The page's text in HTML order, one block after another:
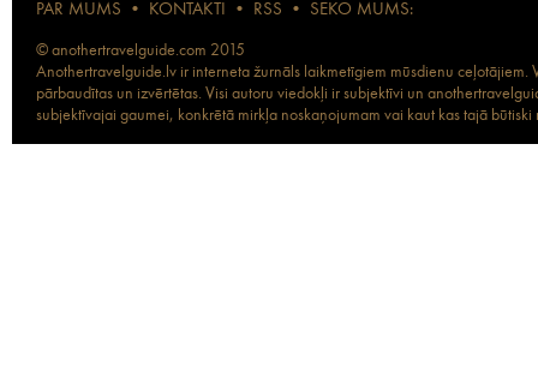
PAR MUMS • KONTAKTI • RSS • SEKO MUMS:
© anothertravelguide.com 2015
Anothertravelguide.lv ir interneta žurnāls laikmetīgiem mūsdienu
pārbaudītas un izvērtētas. Visi autoru viedokļi ir subjektīvi un
subjektīvajai gaumei, konkrētā mirkļa noskaņojumam vai kaut kas tajā